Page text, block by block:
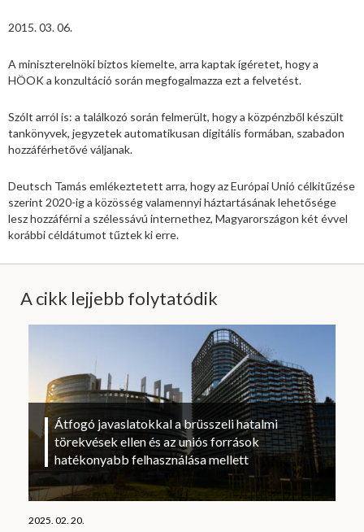
2015. 03. 06.
A miniszterelnöki biztos kiemelte, arra kaptak ígéretet, hogy a
HÖOK a konzultáció során megfogalmazza ezt a felvetést.
Szólt arról is: a találkozó során felmerült, hogy a közpénzből készült
tankönyvek, jegyzetek automatikusan digitális formában, szabadon
hozzáférhetővé váljanak.
Deutsch Tamás emlékeztetett arra, hogy az Európai Unió célkitűzése
szerint 2020-ig a közösség valamennyi háztartásának lehetősége
lesz hozzáférni a szélessávú internethez, Magyarországon két évvel
korábbi céldátumot tűztek ki erre.
A cikk lejjebb folytatódik
Átfogó javaslatokkal a brüsszeli hatalmi
törekvések ellen és az uniós források
hatékonyabb felhasználása mellett
2025. 02. 20.